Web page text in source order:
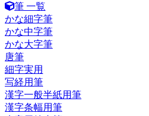
筆 一覧
かな細字筆
かな中字筆
かな大字筆
唐筆
細字実用
写経用筆
漢字一般半紙用筆
漢字条幅用筆